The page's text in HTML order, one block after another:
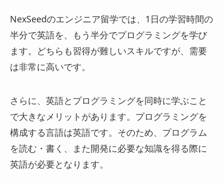
NexSeedのエンジニア留学では、1日の学習時間の
半分で英語を、もう半分でプログラミングを学び
ます。どちらも習得が難しいスキルですが、需要
は非常に高いです。
さらに、英語とプログラミングを同時に学ぶこと
で大きなメリットがあります。プログラミングを
構成する言語は英語です。そのため、プログラム
を読む・書く、また開発に必要な知識を得る際に
英語が必要となります。